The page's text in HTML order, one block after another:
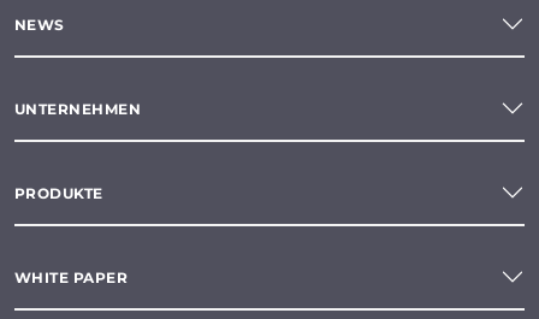
NEWS
UNTERNEHMEN
PRODUKTE
WHITE PAPER